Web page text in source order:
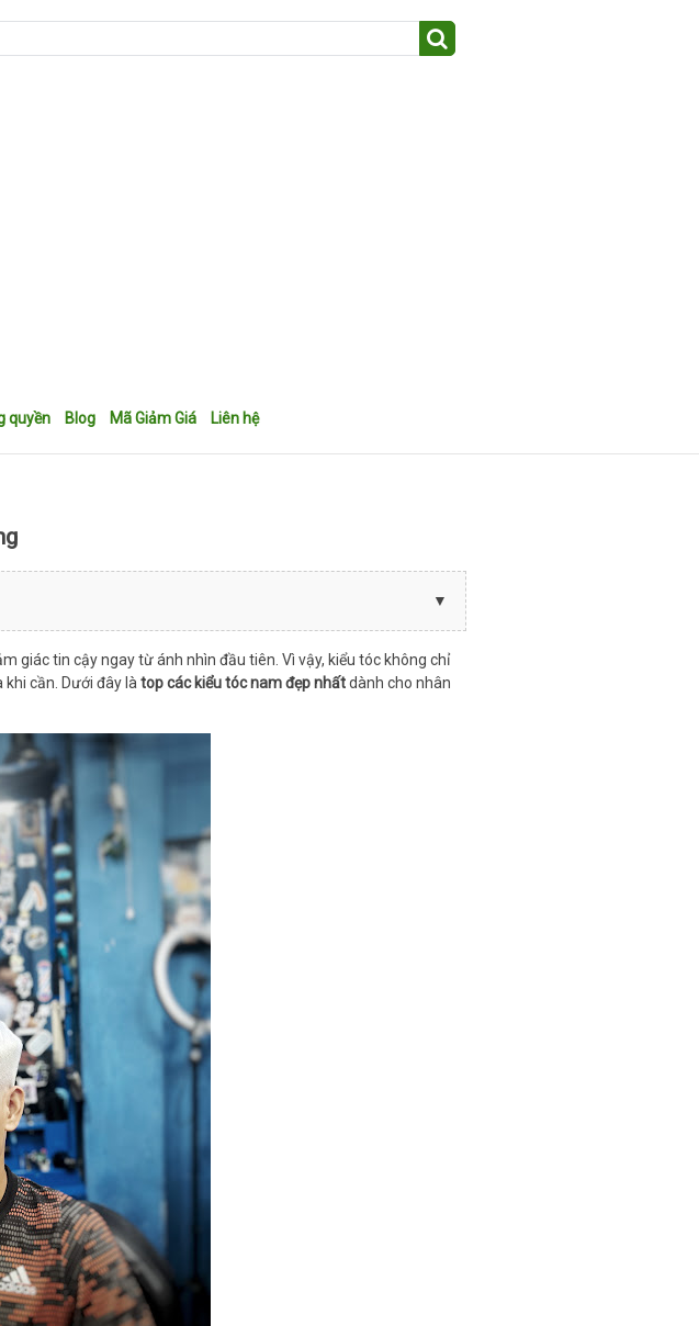
quyền Blog Mã Giảm Giá Liên hệ
giác tin cậy ngay từ ánh nhìn đầu tiên. Vì vậy, kiểu tóc không chỉ
cần. Dưới đây là top các kiểu tóc nam đẹp nhấtdành cho nhân